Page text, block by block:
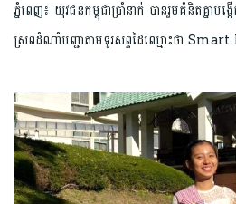
ភ្នំពេញ៖ យុវជនកម្ពុជាប្រាំនាក់ បានរួមគំនិតគ្នាប
ស្រពដំណាំបញ្ជាតាមទូរសព្ទដៃឈ្មោះថា